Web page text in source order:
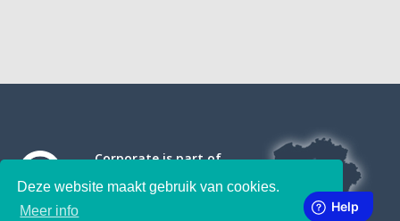
Deze website maakt gebruik van cookies.
Meer info
Corporate is part of